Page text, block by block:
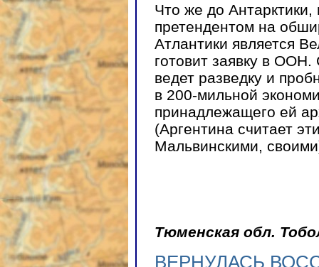
Что же до
претендентом на
Атлантики является
готовит заявку в
ведет разведку и
в 200-мильной
принадлежащего ей
(Аргентина считает
Мальвинскими,
Тюменская обл.
ВЕРНУЛАСЬ